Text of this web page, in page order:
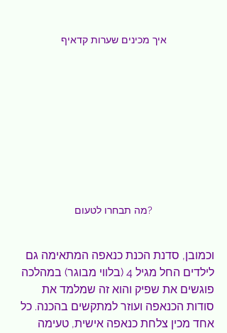
איך מכינים שערות קדאיף
מה תבחרו לטעום?
וכמובן, סדנת הכנת כנאפה המתאימה גם
לילדים החל מגיל 4 (בלווי מבוגר) במהלכה
פוגשים את שפיק והוא זה שמלמד את
סודות הכנאפה ועוזר למתקשים בהכנה. כל
אחד מכין צלחת כנאפה אישית, טעימה